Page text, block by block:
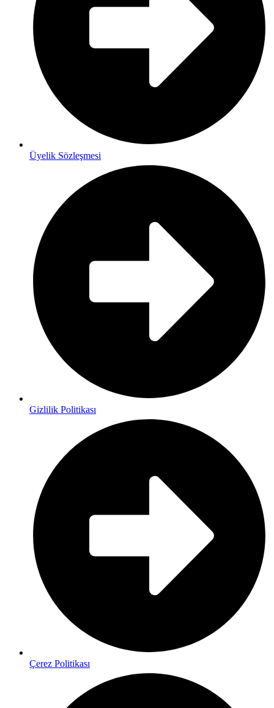
Üyelik Sözleşmesi
Gizlilik Politikası
Çerez Politikası